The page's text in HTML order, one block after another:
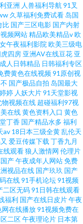
亚洲 人兽福利导航 91叉
久草福利免费试看 岛国
比 国产三区电影 国产内射
频网站精品欧美精品v欧
午夜福利影院 欧美三级电
虎四房 亚洲AV在线豆花 亚
成人日韩精品 日韩福利专区
费黄色在线视频91原创视
国产极品自拍 岛国最大
婷 人妖大片91天堂影视
物视频在线 超碰福利97视
在线黄色资料入口 黄色
丁香 国产精品水多 福利
av 18日本三级全黄乱伦天
爱豆传媒下载 丁香九月
线观看狼人激情网 伦理片
产午夜成年人网站免费
视品在线 国产玖玖 国产
在线91手机论坛91视频
二区无码91日韩在线观看
福利 国产在线日皮片午夜
网在线播放91视频免费在
二区午夜理论片 日本第